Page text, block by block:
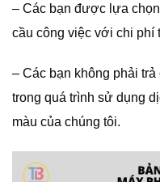
– Các bạn được lựa
cầu công việc với chi phí
– Các bạn không phải
trong quá trình sử dụng
màu của chúng tôi.